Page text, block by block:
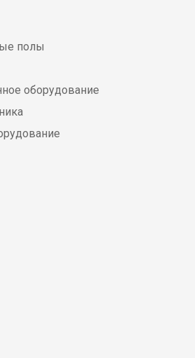
полы
оборудование